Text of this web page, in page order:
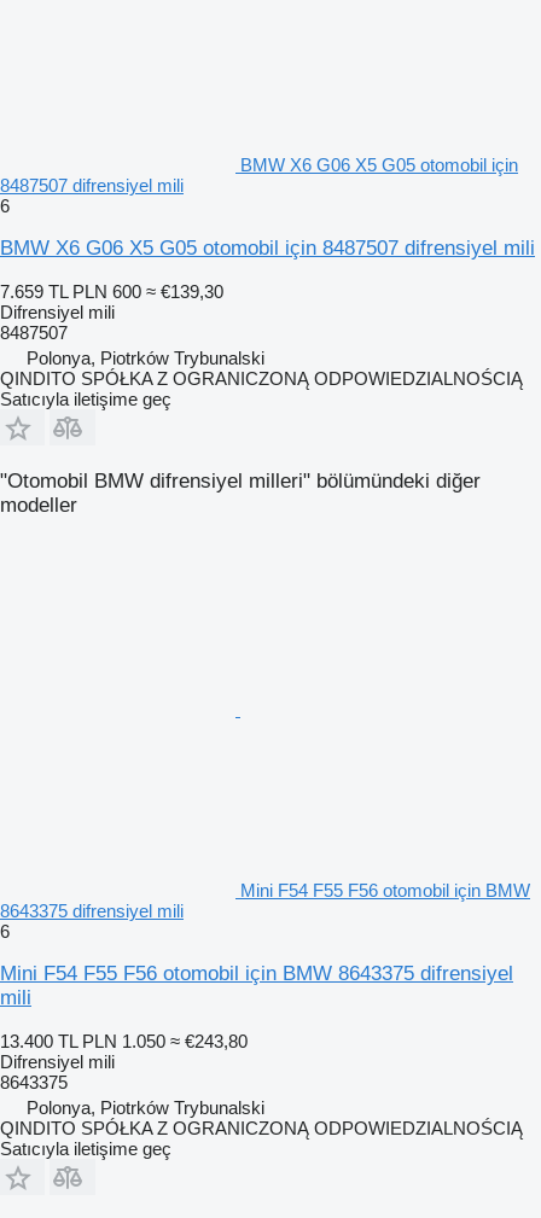
BMW X6 G06 X5 G05 otomobil için
8487507 difrensiyel mili
6
BMW X6 G06 X5 G05 otomobil için 8487507 difrensiyel mili
7.659 TL PLN 600 ≈ €139,30
Difrensiyel mili
8487507
Polonya, Piotrków Trybunalski
QINDITO SPÓŁKA Z OGRANICZONĄ ODPOWIEDZIALNOŚCIĄ
Satıcıyla iletişime geç
"Otomobil BMW difrensiyel milleri" bölümündeki diğer
modeller
Mini F54 F55 F56 otomobil için BMW
8643375 difrensiyel mili
6
Mini F54 F55 F56 otomobil için BMW 8643375 difrensiyel
mili
13.400 TL PLN 1.050 ≈ €243,80
Difrensiyel mili
8643375
Polonya, Piotrków Trybunalski
QINDITO SPÓŁKA Z OGRANICZONĄ ODPOWIEDZIALNOŚCIĄ
Satıcıyla iletişime geç